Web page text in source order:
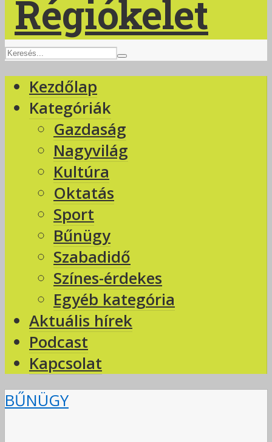
Kezdőlap
Kategóriák
Gazdaság
Nagyvilág
Kultúra
Oktatás
Sport
Bűnügy
Szabadidő
Színes-érdekes
Egyéb kategória
Aktuális hírek
Podcast
Kapcsolat
BŰNÜGY